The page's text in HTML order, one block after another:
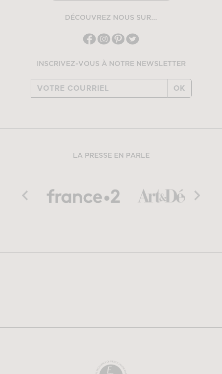
DÉCOUVREZ NOUS SUR...
INSCRIVEZ-VOUS À NOTRE NEWSLETTER
OK
LA PRESSE EN PARLE